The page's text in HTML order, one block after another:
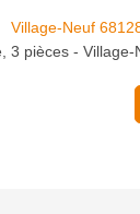
Village-Neuf
3 pièces - Village-